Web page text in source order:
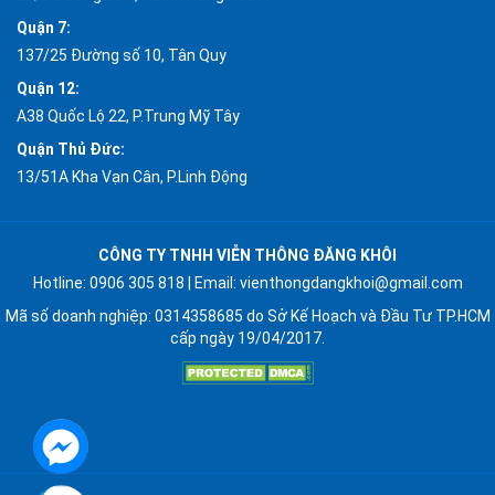
Quận 7:
137/25 Đường số 10, Tân Quy
Quận 12:
A38 Quốc Lộ 22, P.Trung Mỹ Tây
Quận Thủ Đức:
13/51A Kha Vạn Cân, P.Linh Động
CÔNG TY TNHH VIỄN THÔNG ĐĂNG KHÔI
Hotline: 0906 305 818 | Email: vienthongdangkhoi@gmail.com
Mã số doanh nghiệp: 0314358685 do Sở Kế Hoạch và Đầu Tư TP.HCM
cấp ngày 19/04/2017.